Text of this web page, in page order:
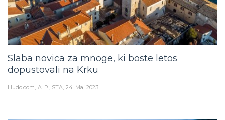
Slaba novica za mnoge, ki boste letos
dopustovali na Krku
Hudo.com A. P., STA 24. Maj 2023